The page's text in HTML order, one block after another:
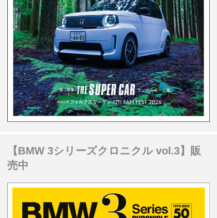
【BMW 3シリーズクロニクル vol.3】販
売中